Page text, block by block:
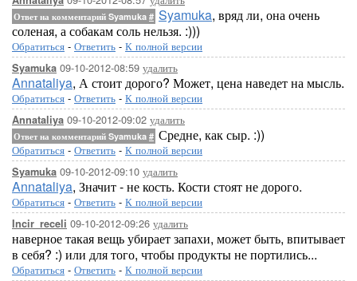
Ответ на комментарий Syamuka # Syamuka, вряд ли, она очень
соленая, а собакам соль нельзя. :)))
Обратиться - Ответить - К полной версии
Syamuka 09-10-2012-08:59 удалить
Annataliya, А стоит дорого? Может, цена наведет на мысль.
Обратиться - Ответить - К полной версии
Annataliya 09-10-2012-09:02 удалить
Ответ на комментарий Syamuka # Средне, как сыр. :))
Обратиться - Ответить - К полной версии
Syamuka 09-10-2012-09:10 удалить
Annataliya, Значит - не кость. Кости стоят не дорого.
Обратиться - Ответить - К полной версии
Incir_receli 09-10-2012-09:26 удалить
наверное такая вещь убирает запахи, может быть, впитывает
в себя? :) или для того, чтобы продукты не портились...
Обратиться - Ответить - К полной версии